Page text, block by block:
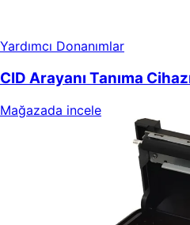
Yardımcı Donanımlar
CID Arayanı Tanıma
Mağazada incele